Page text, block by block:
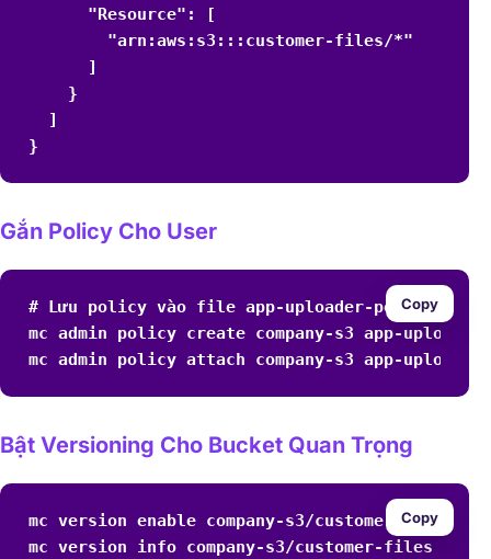
      "Resource": [
        "arn:aws:s3:::customer-files/*"
      ]
    }
  ]
}
Gắn Policy Cho User
# Lưu policy vào file app-uploader-policy.json
mc admin policy create company-s3 app-
mc admin policy attach company-s3 app-
Copy
Bật Versioning Cho Bucket Quan Trọng
mc version enable company-s3/customer-files
mc version info company-s3/customer-files
Copy